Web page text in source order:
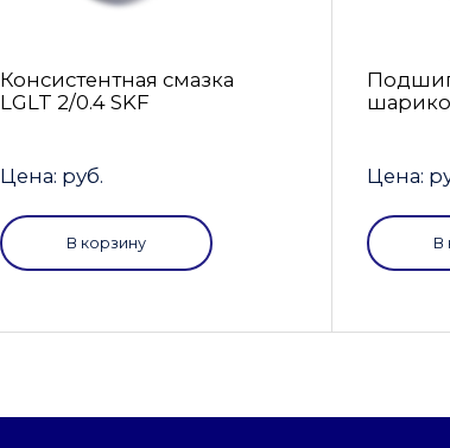
Консистентная смазка
LGLT 2/0.4 SKF
Цена: руб.
В корзину
Цена:
В